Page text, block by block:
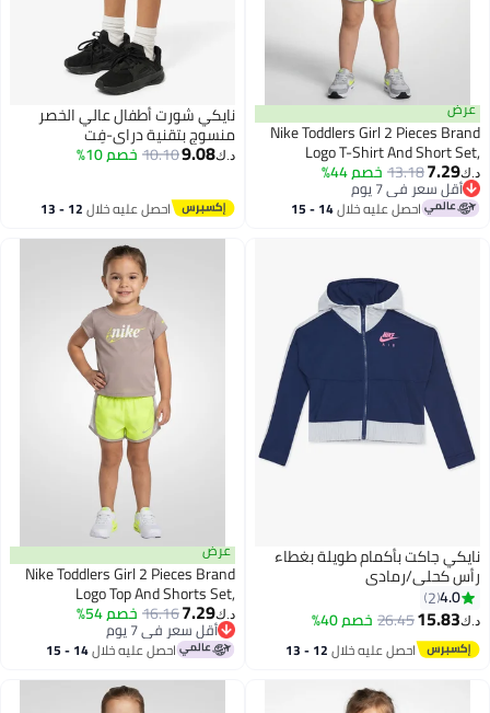
عرض
Nike Toddlers Girl 2 Pieces Brand
Logo T-Shirt And Short Set,
Multicolor
د.ك‏7.29
13.18خصم 44%
أقل سعر في 7 يوم
أقل سعر في 7 يوماحصل عليه خلال 14 - 15
نايكي شورت أطفال عالي الخصر
منسوج بتقنية دراي-فِت
د.ك‏9.08
10.10خصم 10%
احصل عليه خلال 12 - 13
نايكي جاكت بأكمام طويلة بغطاء
رأس كحلي/رمادي
4.0
2
د.ك‏15.83
26.45خصم 40%
احصل عليه خلال 12 - 13
عرض
Nike Toddlers Girl 2 Pieces Brand
Logo Top And Shorts Set,
Multicolor
د.ك‏7.29
16.16خصم 54%
أقل سعر في 7 يوم
أقل سعر في 7 يوماحصل عليه خلال 14 - 15